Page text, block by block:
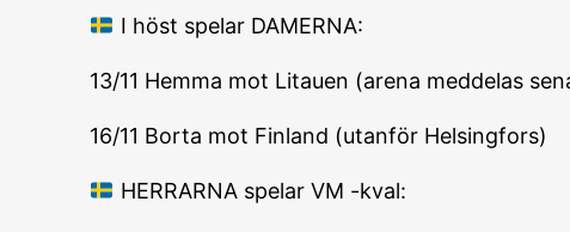
I höst spelar DAMERNA:
13/11 Hemma mot Litauen (arena meddelas
16/11 Borta mot Finland (utanför Helsingfors)
HERRARNA spelar VM -kval: